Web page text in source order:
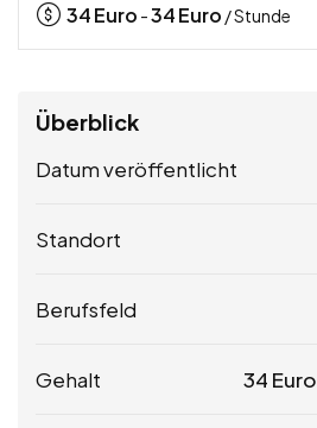
34Euro -34Euro / Stunde
Überblick
Datum veröffentlicht
Standort
Berufsfeld
Gehalt 34 Euro